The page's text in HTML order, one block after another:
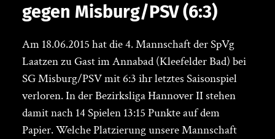
gegen Misburg/PSV (6:3)
Am 18.06.2015 hat die 4. Mannschaft der SpVg
Laatzen zu Gast im Annabad (Kleefelder Bad) bei
SG Misburg/PSV mit 6:3 ihr letztes Saisonspiel
verloren. In der Bezirksliga Hannover II stehen
damit nach 14 Spielen 13:15 Punkte auf dem
Papier. Welche Platzierung unsere Mannschaft